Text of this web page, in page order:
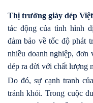
Thị trường giày dép
tác động của tình hình
đảm bảo về tốc độ phát
nhiều doanh nghiệp, đơn
dép ra đời với chất lượng
Do đó, sự cạnh tranh
tránh khỏi. Trong cuộc